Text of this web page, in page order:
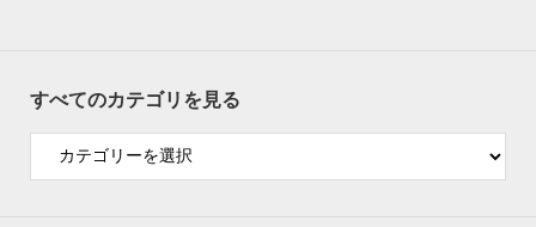
すべてのカテゴリを見る